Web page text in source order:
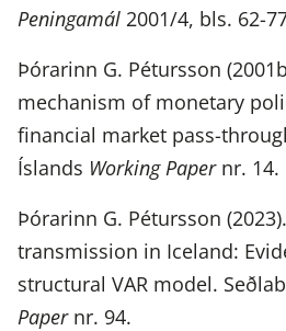
Peningamál 2001/4, bls. 62-
Þórarinn G. Pétursson
mechanism of monetary
financial market pass-
Íslands Working Papernr. 14.
Þórarinn G. Pétursson
transmission in Iceland:
structural VAR model.
Papernr. 94.